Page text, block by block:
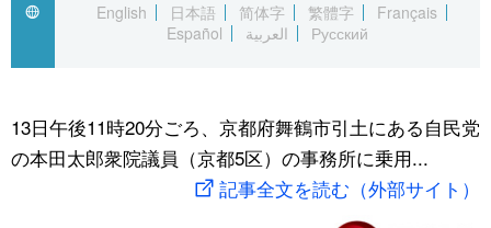
Русский
国際
文化
アーカイブ
Japan Data
動画/Live
スポーツ・東京2020
English
日本語 简体字 繁體字
Français
Español
العربية Русский
13日午後11時20分ごろ、京都府舞鶴市引土にある自民党
の本田太郎衆院議員（京都5区）の事務所に乗用...
記事全文を読む（外部サイト）